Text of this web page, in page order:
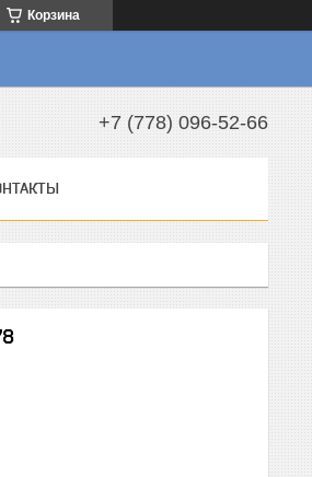
Корзина
+7 (778) 096-52-66